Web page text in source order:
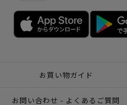
お買い物ガイド
お問い合わせ - よくあるご質問